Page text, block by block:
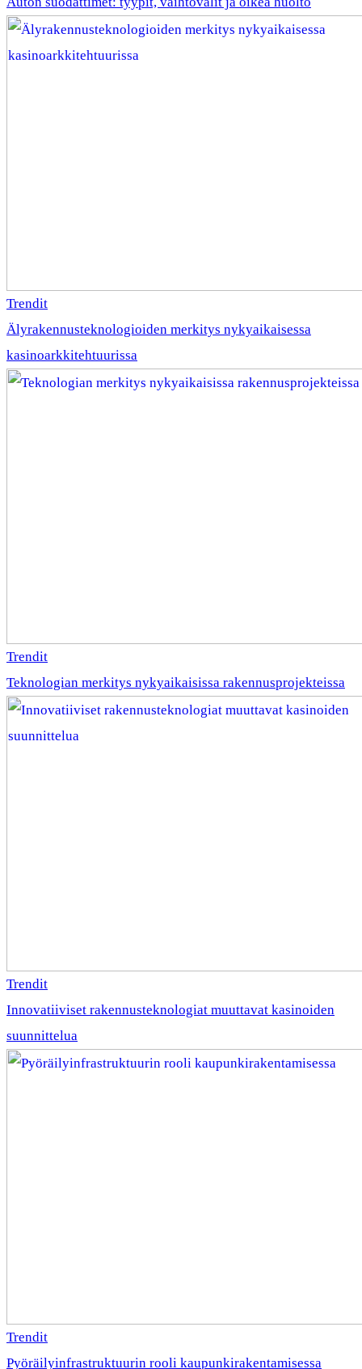
Trendit
Älyrakennusteknologioiden merkitys nykyaikaisessa
kasinoarkkitehtuurissa
Trendit
Teknologian merkitys nykyaikaisissa rakennusprojekteissa
Trendit
Innovatiiviset rakennusteknologiat muuttavat kasinoiden
suunnittelua
Trendit
Pyöräilyinfrastruktuurin rooli kaupunkirakentamisessa